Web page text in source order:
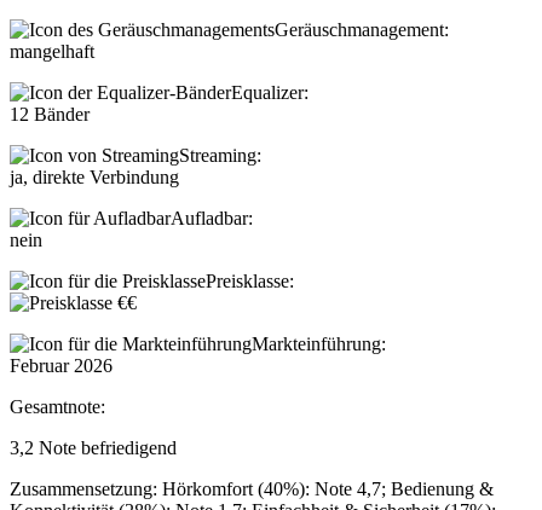
Geräuschmanagement:
mangelhaft
Equalizer:
12 Bänder
Streaming:
ja, direkte Verbindung
Aufladbar:
nein
Preisklasse:
Markteinführung:
Februar 2026
Gesamtnote:
3,2 Note befriedigend
Zusammensetzung: Hörkomfort (40%): Note 4,7; Bedienung &